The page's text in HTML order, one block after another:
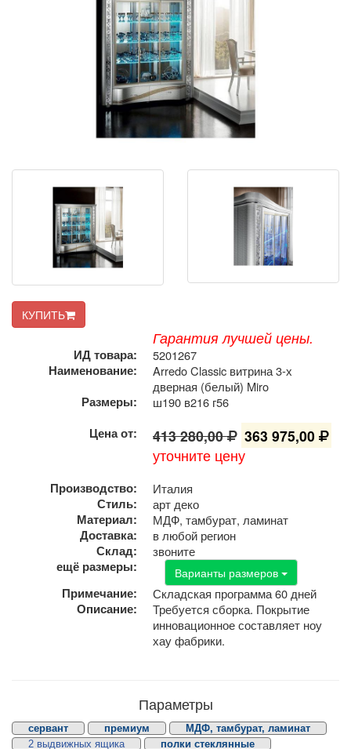
КУПИТЬ
Гарантия лучшей цены.
ИД товара:
5201267
Наименование:
Arredo Classic витрина 3-х
дверная (белый) Miro
Размеры:
ш190 в216 г56
Цена от:
413 280,00
363 975,00
уточните цену
Производство:
Италия
Стиль:
арт деко
Материал:
МДФ, тамбурат, ламинат
Доставка:
в любой регион
Склад:
звоните
ещё размеры:
Варианты размеров
Примечание:
Складская программа 60 дней
Описание:
Требуется сборка. Покрытие
инновационное составляет ноу
хау фабрики.
Параметры
сервант премиум
МДФ, тамбурат, ламинат
2 выдвижных ящика
полки стеклянные